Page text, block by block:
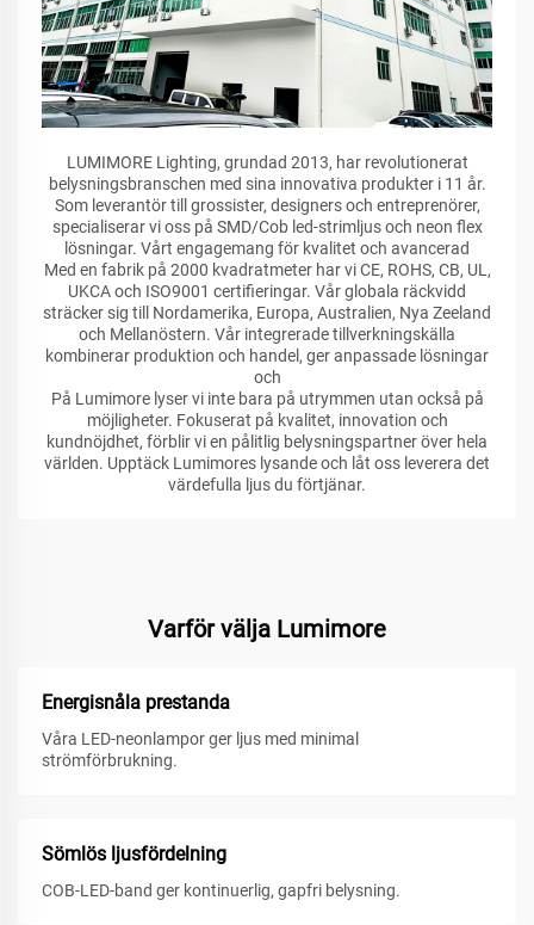
LUMIMORE Lighting, grundad 2013, har revolutionerat
belysningsbranschen med sina innovativa produkter i 11 år.
Som leverantör till grossister, designers och entreprenörer,
specialiserar vi oss på SMD/Cob led-strimljus och neon flex
lösningar. Vårt engagemang för kvalitet och avancerad
Med en fabrik på 2000 kvadratmeter har vi CE, ROHS, CB, UL,
UKCA och ISO9001 certifieringar. Vår globala räckvidd
sträcker sig till Nordamerika, Europa, Australien, Nya Zeeland
och Mellanöstern. Vår integrerade tillverkningskälla
kombinerar produktion och handel, ger anpassade lösningar
och
På Lumimore lyser vi inte bara på utrymmen utan också på
möjligheter. Fokuserat på kvalitet, innovation och
kundnöjdhet, förblir vi en pålitlig belysningspartner över hela
världen. Upptäck Lumimores lysande och låt oss leverera det
värdefulla ljus du förtjänar.
Varför välja Lumimore
Energisnåla prestanda
Våra LED-neonlampor ger ljus med minimal
strömförbrukning.
Sömlös ljusfördelning
COB-LED-band ger kontinuerlig, gapfri belysning.